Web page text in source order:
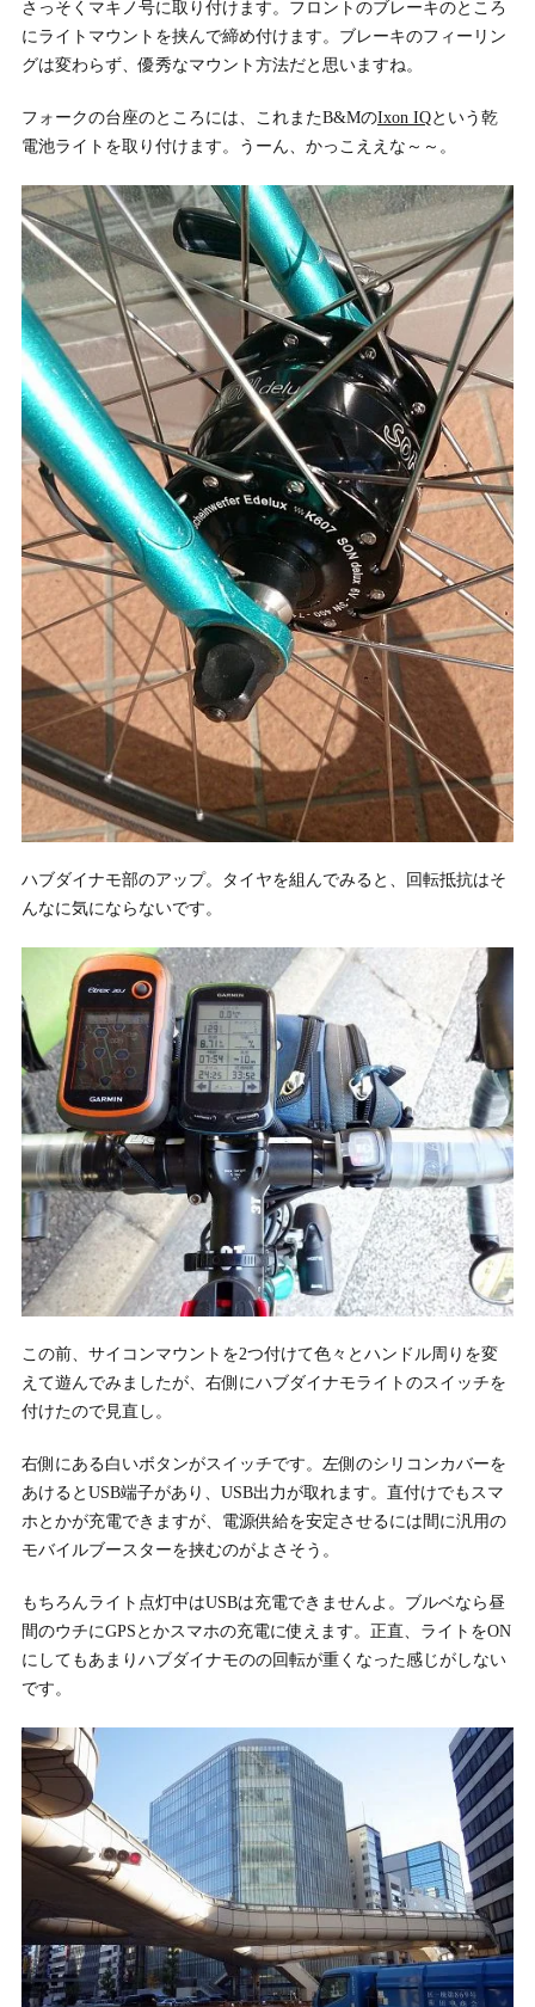
さっそくマキノ号に取り付けます。フロントのブレーキのところ
にライトマウントを挟んで締め付けます。ブレーキのフィーリン
グは変わらず、優秀なマウント方法だと思いますね。
フォークの台座のところには、これまたB&MのIxon IQという乾
電池ライトを取り付けます。うーん、かっこええな～～。
ハブダイナモ部のアップ。タイヤを組んでみると、回転抵抗はそ
んなに気にならないです。
この前、サイコンマウントを2つ付けて色々とハンドル周りを変
えて遊んでみましたが、右側にハブダイナモライトのスイッチを
付けたので見直し。
右側にある白いボタンがスイッチです。左側のシリコンカバーを
あけるとUSB端子があり、USB出力が取れます。直付けでもスマ
ホとかが充電できますが、電源供給を安定させるには間に汎用の
モバイルブースターを挟むのがよさそう。
もちろんライト点灯中はUSBは充電できませんよ。ブルベなら昼
間のウチにGPSとかスマホの充電に使えます。正直、ライトをON
にしてもあまりハブダイナモのの回転が重くなった感じがしない
です。